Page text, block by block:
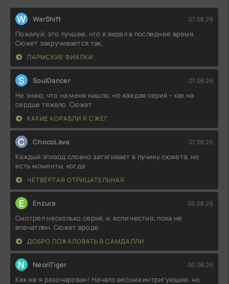
W WarShift 07.08.26
Пожалуй, это лучшее, что я видел в последнее время.
Сюжет закручивается так,
ПАРМСКИЕ ФИАЛКИ
S SoulDancer 07.08.26
Не знаю, что на меня нашло, но каждая серия – как на
сердце тяжело. Сюжет
КАКИЕ КОРАБЛИ Я СЖЕГ
C ChocoLava 07.08.26
Каждый эпизод словно затягивает в пучину сюжета, но
есть моменты, когда
ЧЕТВЁРТАЯ ОТРИЦАТЕЛЬНАЯ
E Enzura 06.08.26
Смотрел несколько серий, и, если честно, пока не
впечатлен. Сюжет вроде
ДОБРО ПОЖАЛОВАТЬ В САМДАЛЛИ
N NeonTiger 06.08.26
Как же я разочарован! Начало весьма интригующее, но